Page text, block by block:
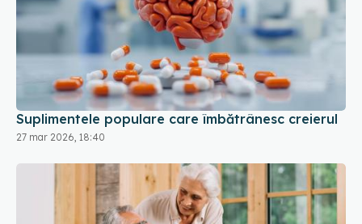
Suplimentele populare care îmbătrânesc creierul
27 mar 2026, 18:40